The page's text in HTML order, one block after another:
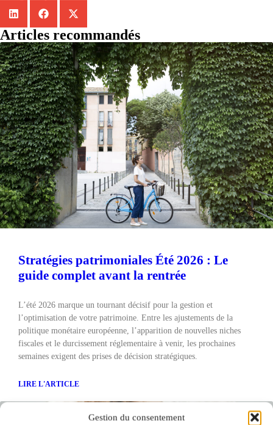
Gestion du consentement
Articles recommandés
Stratégies patrimoniales Été 2026 : Le
guide complet avant la rentrée
L’été 2026 marque un tournant décisif pour la gestion et
l’optimisation de votre patrimoine. Entre les ajustements de la
politique monétaire européenne, l’apparition de nouvelles niches
fiscales et le durcissement réglementaire à venir, les prochaines
semaines exigent des prises de décision stratégiques.
LIRE L'ARTICLE